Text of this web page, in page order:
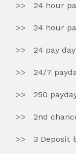
24 hour
24 hour
24 pay
24/7
250
2nd
3 Deposit